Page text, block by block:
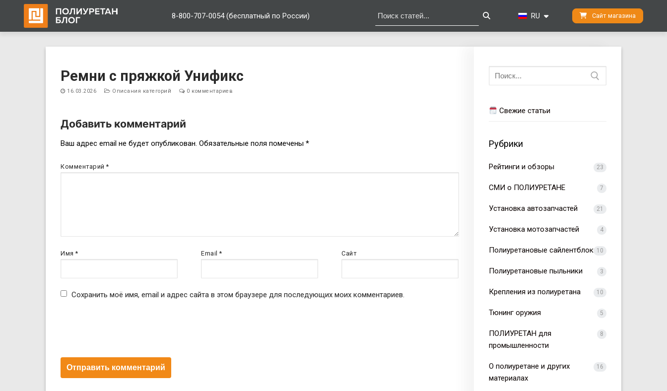
8-800-707-0054 (бесплатный по России) RU Сайт магазина
содержимому
Ремни с пряжкой Унификс
16.03.2026 Описания категорий 0 комментариев
Навигация
по
Добавить комментарий
Ваш адрес email не будет опубликован. Обязательные поля помечены *
Комментарий*
Имя* Email* Сайт
Сохранить моё имя, email и адрес сайта в этом браузере для последующих моих комментариев.
Искать:
Свежие статьи
Рубрики
Рейтинги и обзоры 23
СМИ о ПОЛИУРЕТАНЕ 7
Установка автозапчастей 21
Установка мотозапчастей 4
Полиуретановые сайлентблоки10
Полиуретановые пыльники 3
Крепления из полиуретана 10
Тюнинг оружия 5
ПОЛИУРЕТАН для
промышленности
8
О полиуретане и других
материалах
16